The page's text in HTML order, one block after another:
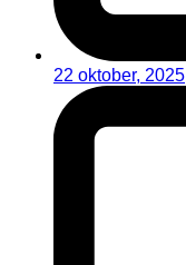
22 oktober, 2025